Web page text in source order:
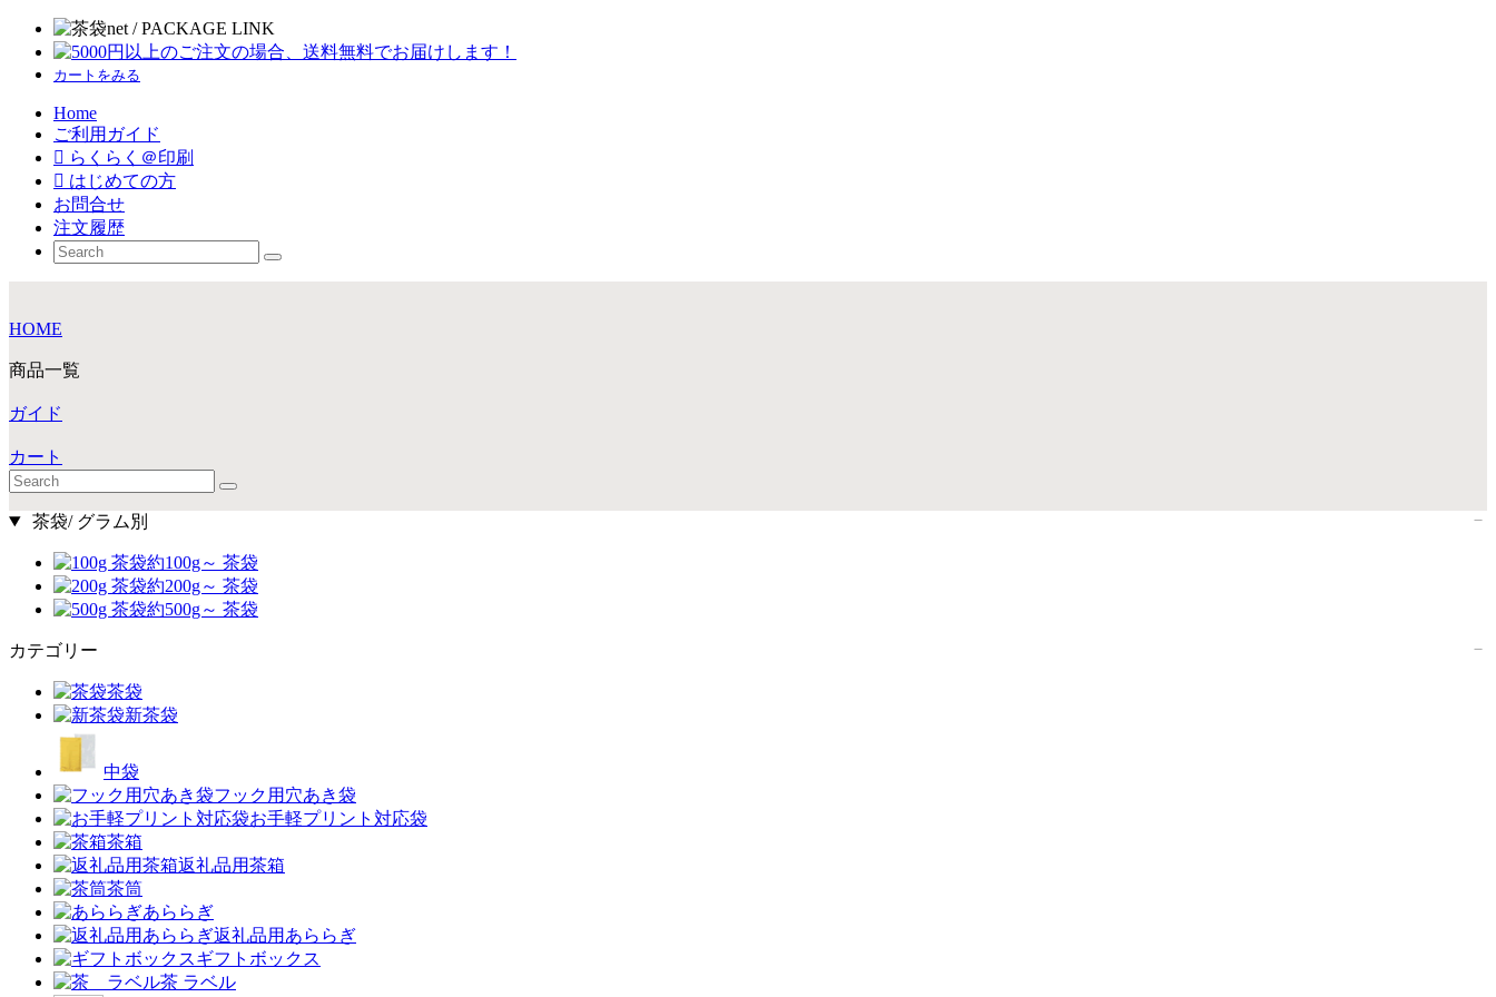
カートをみる
Home
ご利用ガイド
らくらく＠印刷
はじめての方
お問合せ
注文履歴
HOME
商品一覧
ガイド
カート
茶袋/ グラム別
約100g～ 茶袋
約200g～ 茶袋
約500g～ 茶袋
カテゴリー
茶袋
新茶袋
中袋
フック用穴あき袋
お手軽プリント対応袋
茶箱
返礼品用茶箱
茶筒
あららぎ
返礼品用あららぎ
ギフトボックス
茶 ラベル